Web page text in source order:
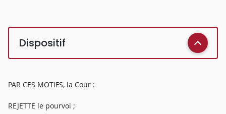
Dispositif
PAR CES MOTIFS, la Cour :
REJETTE le pourvoi ;